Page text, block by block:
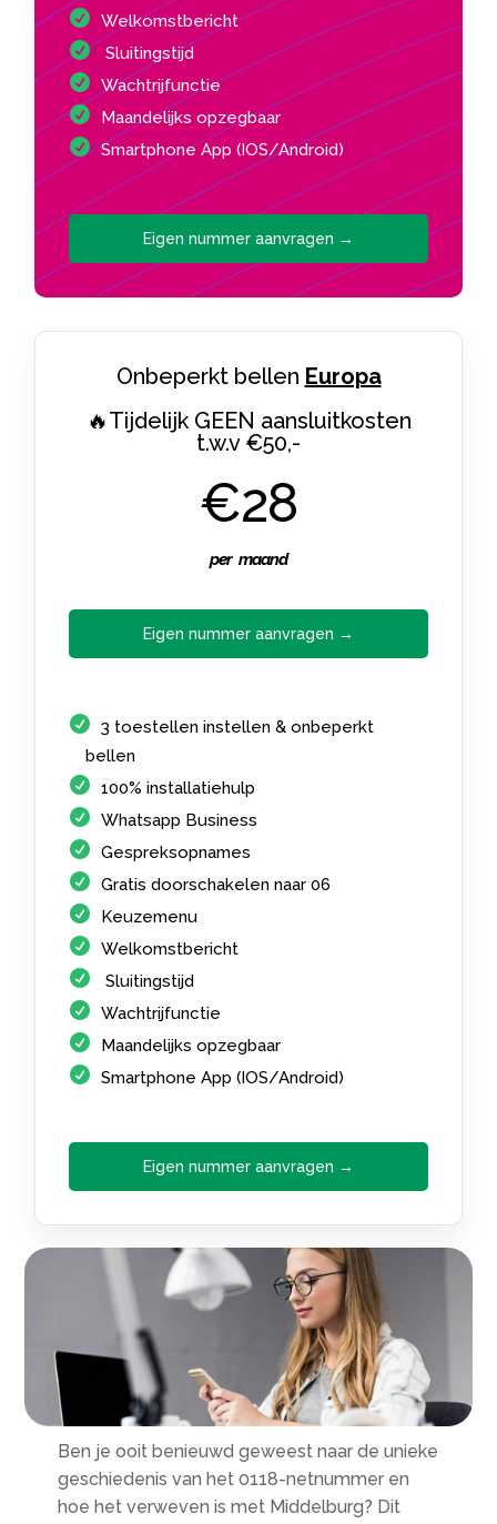
Welkomstbericht
Sluitingstijd
Wachtrijfunctie
Maandelijks opzegbaar
Smartphone App (IOS/Android)
Eigen nummer aanvragen →
Onbeperkt bellen Europa
🔥Tijdelijk GEEN aansluitkosten
t.w.v €50,-
€28
per maand
Eigen nummer aanvragen →
3 toestellen instellen & onbeperkt
bellen
100% installatiehulp
Whatsapp Business
Gespreksopnames
Gratis doorschakelen naar 06
Keuzemenu
Welkomstbericht
Sluitingstijd
Wachtrijfunctie
Maandelijks opzegbaar
Smartphone App (IOS/Android)
Eigen nummer aanvragen →
Ben je ooit benieuwd geweest naar de unieke
geschiedenis van het 0118-netnummer en
hoe het verweven is met Middelburg? Dit